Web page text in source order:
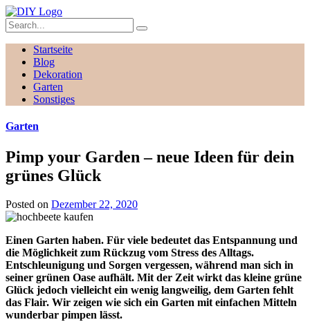
Startseite
Blog
Dekoration
Garten
Sonstiges
Garten
Pimp your Garden – neue Ideen für dein
grünes Glück
Posted on Dezember 22, 2020
Einen Garten haben. Für viele bedeutet das Entspannung und
die Möglichkeit zum Rückzug vom Stress des Alltags.
Entschleunigung und Sorgen vergessen, während man sich in
seiner grünen Oase aufhält. Mit der Zeit wirkt das kleine grüne
Glück jedoch vielleicht ein wenig langweilig, dem Garten fehlt
das Flair. Wir zeigen wie sich ein Garten mit einfachen Mitteln
wunderbar pimpen lässt.